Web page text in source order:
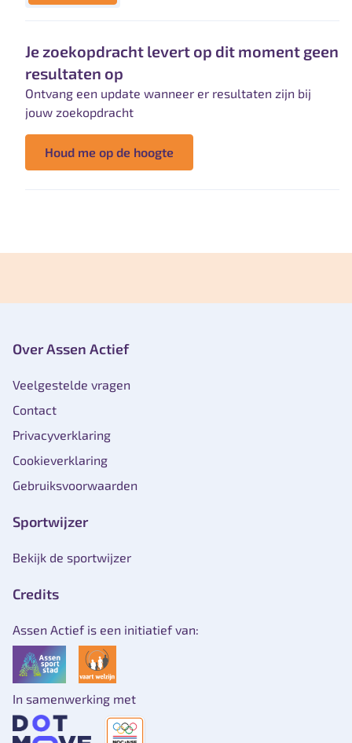
Je zoekopdracht levert op dit moment geen
resultaten op
Ontvang een update wanneer er resultaten zijn bij
jouw zoekopdracht
Houd me op de hoogte
Over Assen Actief
Veelgestelde vragen
Contact
Privacyverklaring
Cookieverklaring
Gebruiksvoorwaarden
Sportwijzer
Bekijk de sportwijzer
Credits
Assen Actief is een initiatief van:
In samenwerking met